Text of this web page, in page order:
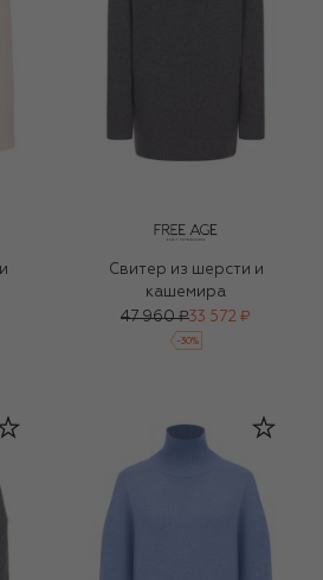
Свитер из шерсти и
кашемира
47 960 ₽33 572 ₽
-30%